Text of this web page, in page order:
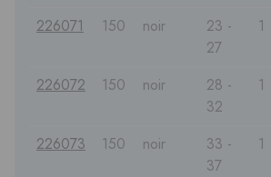
226071 150 noir
23 -
27
1
226072 150 noir
28 -
32
1
226073 150 noir
33 -
37
1